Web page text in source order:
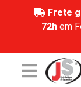
Frete
72hem